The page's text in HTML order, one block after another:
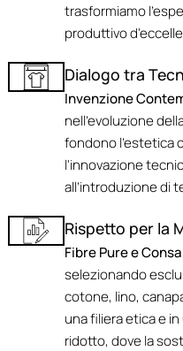
trasformiamo
produttivo
Dialogo tra
Invenzione
nell'evoluzione
fondono l’estetica
l'innovazione
all’introduzione di
Rispetto per la
Fibre Pure e
selezionando
cotone, lino,
una filiera etica e
ridotto, dove la